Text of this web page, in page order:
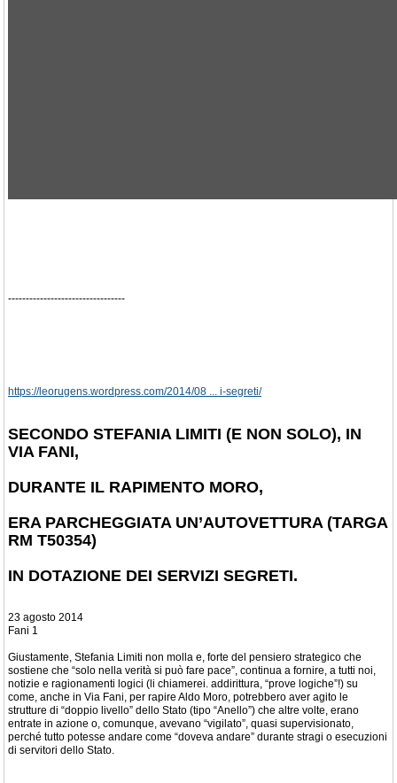
---------------------------------
https://leorugens.wordpress.com/2014/08 ... i-segreti/
SECONDO STEFANIA LIMITI (E NON SOLO), IN
VIA FANI,
DURANTE IL RAPIMENTO MORO,
ERA PARCHEGGIATA UN’AUTOVETTURA (TARGA
RM T50354)
IN DOTAZIONE DEI SERVIZI SEGRETI.
23 agosto 2014
Fani 1
Giustamente, Stefania Limiti non molla e, forte del pensiero strategico che
sostiene che “solo nella verità si può fare pace”, continua a fornire, a tutti noi,
notizie e ragionamenti logici (li chiamerei. addirittura, “prove logiche”!) su
come, anche in Via Fani, per rapire Aldo Moro, potrebbero aver agito le
strutture di “doppio livello” dello Stato (tipo “Anello”) che altre volte, erano
entrate in azione o, comunque, avevano “vigilato”, quasi supervisionato,
perché tutto potesse andare come “doveva andare” durante stragi o esecuzioni
di servitori dello Stato.